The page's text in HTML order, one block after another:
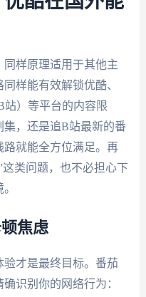
样原理适用于其他主
样能有效解锁优酷、
站）等平台的内容限
，还是追B站最新的番
就能全方位满足。再
类问题，也不必担心下
焦虑
才是最终目标。番茄
识别你的网络行为：